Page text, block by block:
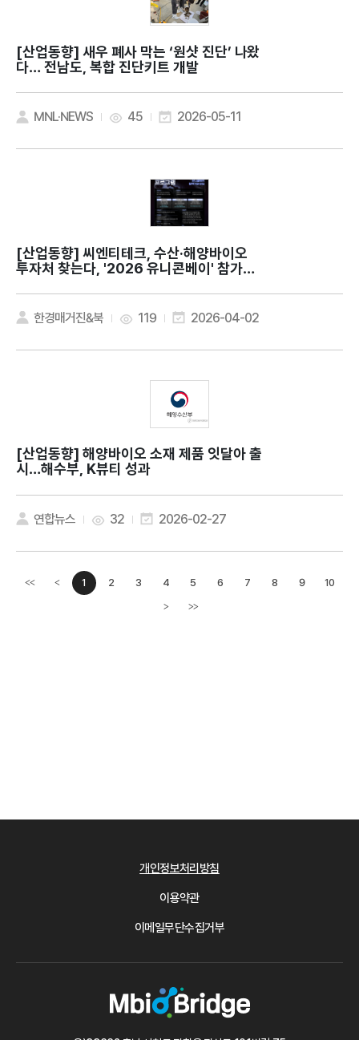
[산업동향]
다… 전남도, 복합 진단키트 개발
MNL·NEWS 45 2026-05-11
[산업동향]
투자처 찾는다, '2026 유니콘베이' 참가기
한경매거진&북 119 2026-04-02
[산업동향]
시…해수부, K뷰티 성과
연합뉴스 32 2026-02-27
<< <이전페이지
1 2 3 4 5 6 7 8 9 10
>다음페이지
>>
개인정보처리방침
이용약관
이메일무단수집거부